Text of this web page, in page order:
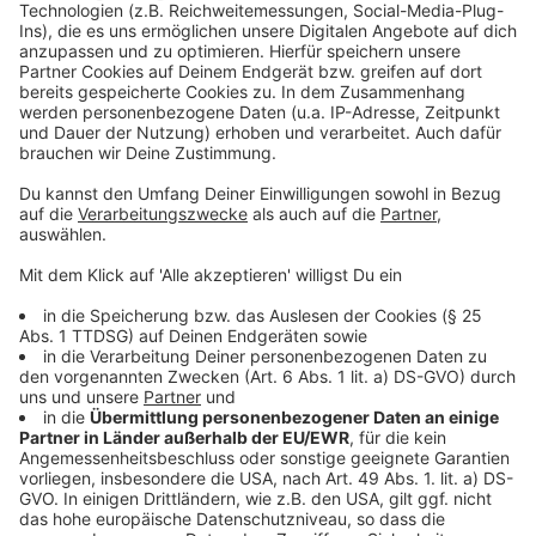
Anzeige
Weitere Infos und Links zum Thema:
Anzeige
Informationen der Verbraucherzentrale zu Fake-
Anzeigen und wie Verbraucher:innen sich schützen
Polizei Düsseldorf warnt vor QR-Code-Betrug
Düsseldorf: Falscher Polizist vor Gericht
Düsseldorfer Polizei warnt vor Betrug mit
Elektroartikeln
Anzeige